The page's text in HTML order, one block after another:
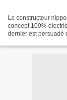
Le constructeur
concept 100%
dernier est persuadé